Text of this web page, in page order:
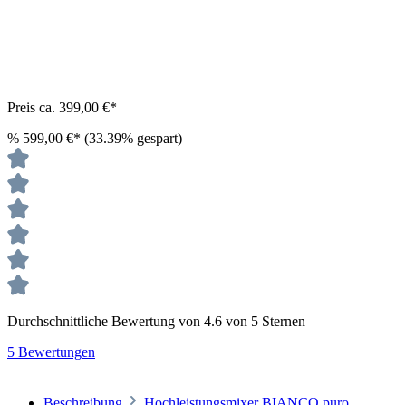
Preis ca. 399,00 €*
% 599,00 €* (33.39% gespart)
Durchschnittliche Bewertung von 4.6 von 5 Sternen
5 Bewertungen